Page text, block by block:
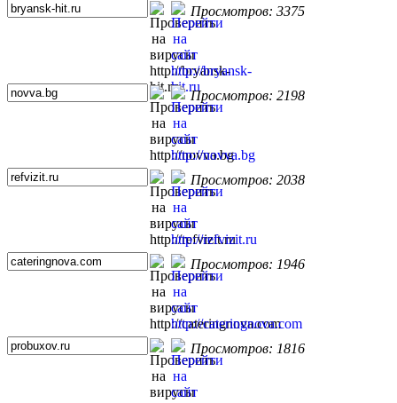
Просмотров: 3375
Просмотров: 2198
Просмотров: 2038
Просмотров: 1946
Просмотров: 1816